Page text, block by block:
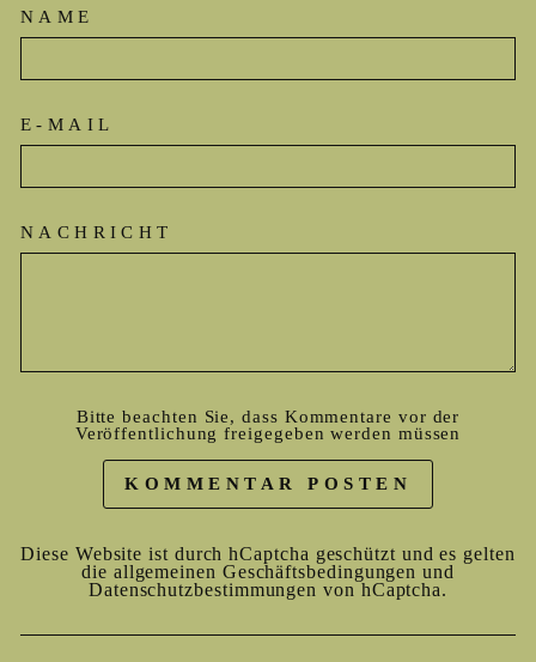
NAME
E-MAIL
NACHRICHT
Bitte beachten Sie, dass Kommentare vor der
Veröffentlichung freigegeben werden müssen
KOMMENTAR POSTEN
Diese Website ist durch hCaptcha geschützt und es gelten
die allgemeinen Geschäftsbedingungen und
Datenschutzbestimmungen von hCaptcha.